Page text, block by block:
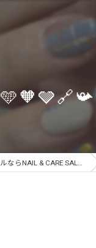
🩵🧡🩶🔗📯
東京都原宿のネイルならNAIL & CARE SALON LUX